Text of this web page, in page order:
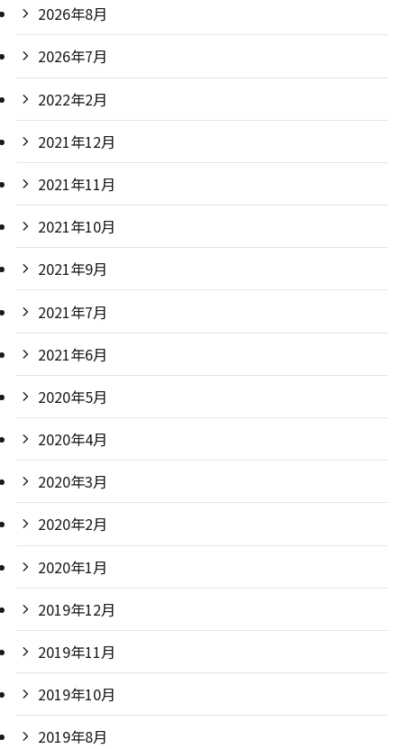
2026年8月
2026年7月
2022年2月
2021年12月
2021年11月
2021年10月
2021年9月
2021年7月
2021年6月
2020年5月
2020年4月
2020年3月
2020年2月
2020年1月
2019年12月
2019年11月
2019年10月
2019年8月